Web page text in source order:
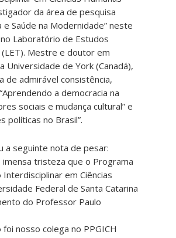
da área de pesquisa
e Saúde na Modernidade” neste
Laboratório de Estudos
Mestre e doutor em
Universidade de York (Canadá),
de admirável consistência,
a democracia na
sociais e mudança cultural” e
políticas no Brasil”.
a seguinte nota de pesar:
imensa tristeza que o Programa
em Ciências
Federal de Santa Catarina
do Professor Paulo
nosso colega no PPGICH